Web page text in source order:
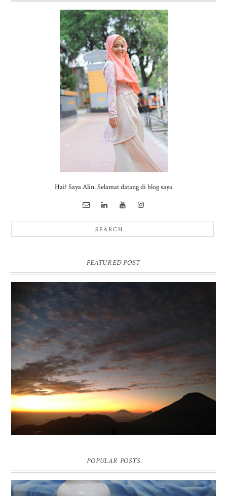
Hai! Saya Alin. Selamat datang di blog saya
FEATURED POST
BUKIT SIKUNIR DIENG | GOLDEN SUNRISE TERBAIK DI
ASIA
POPULAR POSTS